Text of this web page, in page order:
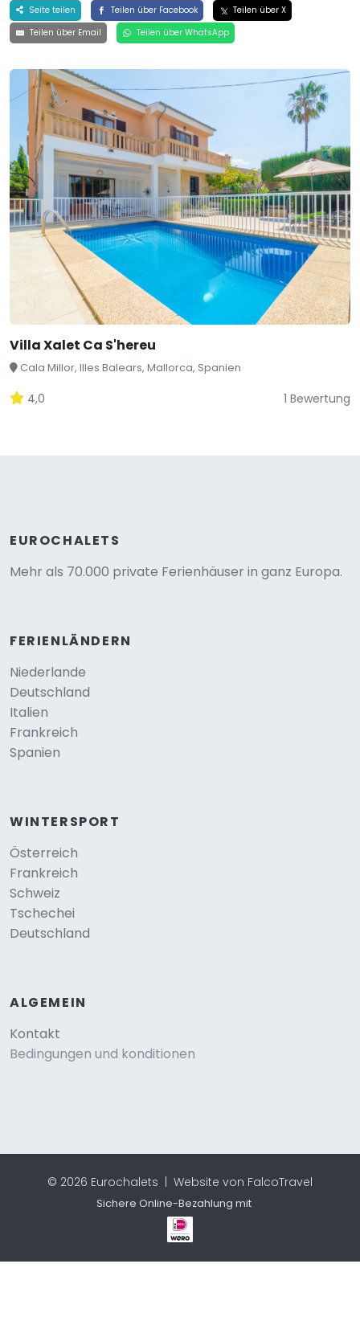
Seite teilen Teilen über Facebook
Teilen über X
Teilen über Email
Teilen über WhatsApp
Villa Xalet Ca S'hereu
Cala Millor, Illes Balears, Mallorca, Spanien
4,0 1 Bewertung
EUROCHALETS
Mehr als 70.000 private Ferienhäuser in ganz Europa.
FERIENLÄNDERN
Niederlande
Deutschland
Italien
Frankreich
Spanien
WINTERSPORT
Österreich
Frankreich
Schweiz
Tschechei
Deutschland
ALGEMEIN
Kontakt
Bedingungen und konditionen
© 2026 Eurochalets | Website von FalcoTravel
Sichere Online-Bezahlung mit